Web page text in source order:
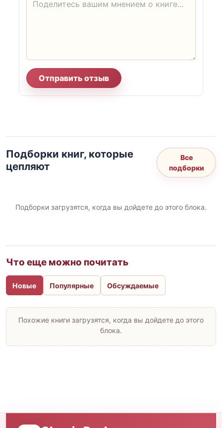
Отправить отзыв
Подборки книг, которые
цепляют
Все
подборки
Подборки загрузятся, когда вы дойдете до этого блока.
Что еще можно почитать
Новые Популярные Обсуждаемые
Похожие книги загрузятся, когда вы дойдете до этого
блока.